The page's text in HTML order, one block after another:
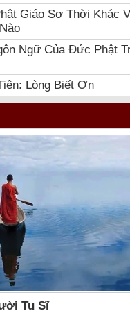
Giáo Sơ Thời Khác
Ngữ Của Đức Phật
Lòng Biết Ơn
Tu Sĩ